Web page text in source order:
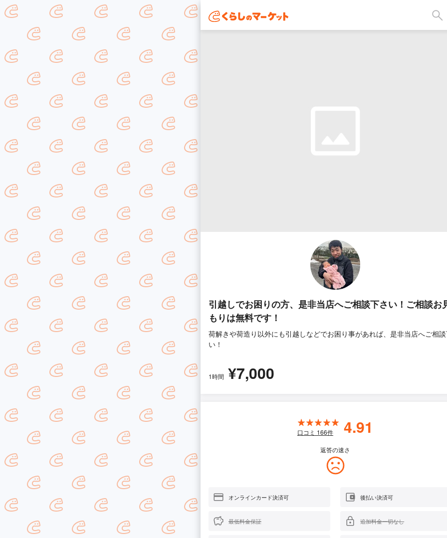
引越しでお困りの方、是非当店へご相談下さい！ご相談お
もりは無料です！
荷解きや荷造り以外にも引越しなどでお困り事があれば、是非当店へご相
い！
1時間 ¥7,000
口コミ 166件 4.91
返答の速さ
オンラインカード決済可 後払い決済可
最低料金保証 追加料金一切なし